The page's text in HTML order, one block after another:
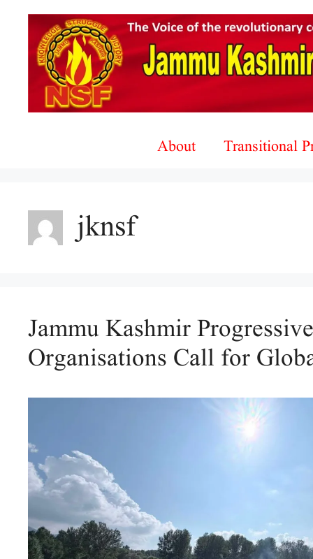
About Transitional
jknsf
Jammu Kashmir Progressive
Organisations Call for